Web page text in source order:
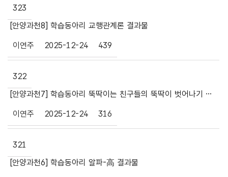
323
[안양과천8] 학습동아리 교행관계론 결과물
이연주 2025-12-24 439
322
[안양과천7] 학습동아리 뚝딱이는 친구들의 뚝딱이 벗어나기 결과물
이연주 2025-12-24 316
321
[안양과천6] 학습동아리 알파-高 결과물